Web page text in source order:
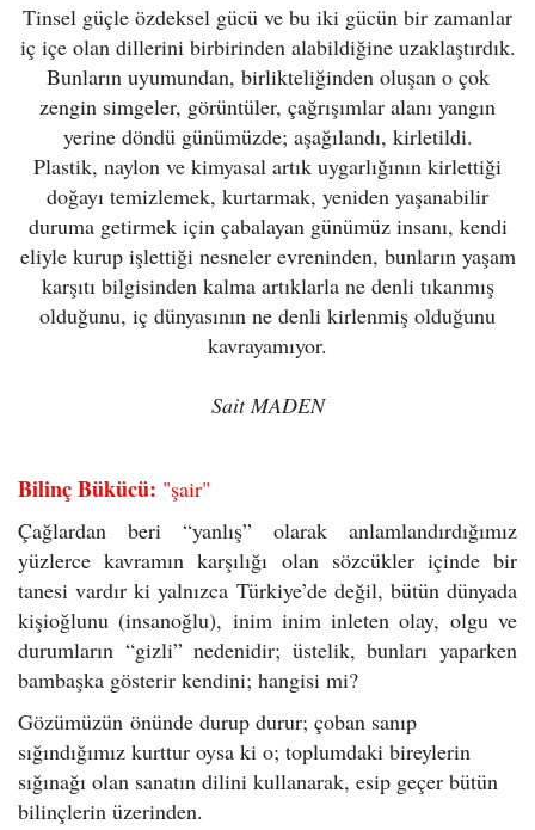
Tinsel güçle özdeksel gücü ve bu iki gücün bir zamanlar
iç içe olan dillerini birbirinden alabildiğine uzaklaştırdık.
Bunların uyumundan, birlikteliğinden oluşan o çok
zengin simgeler, görüntüler, çağrışımlar alanı yangın
yerine döndü günümüzde; aşağılandı, kirletildi.
Plastik, naylon ve kimyasal artık uygarlığının kirlettiği
doğayı temizlemek, kurtarmak, yeniden yaşanabilir
duruma getirmek için çabalayan günümüz insanı, kendi
eliyle kurup işlettiği nesneler evreninden, bunların yaşam
karşıtı bilgisinden kalma artıklarla ne denli tıkanmış
olduğunu, iç dünyasının ne denli kirlenmiş olduğunu
kavrayamıyor.
Sait MADEN
Bilinç Bükücü: "şair"
Çağlardan beri “yanlış” olarak anlamlandırdığımız
yüzlerce kavramın karşılığı olan sözcükler içinde bir
tanesi vardır ki yalnızca Türkiye’de değil, bütün dünyada
kişioğlunu (insanoğlu), inim inim inleten olay, olgu ve
durumların “gizli” nedenidir; üstelik, bunları yaparken
bambaşka gösterir kendini; hangisi mi?
Gözümüzün önünde durup durur; çoban sanıp
sığındığımız kurttur oysa ki o; toplumdaki bireylerin
sığınağı olan sanatın dilini kullanarak, esip geçer bütün
bilinçlerin üzerinden.